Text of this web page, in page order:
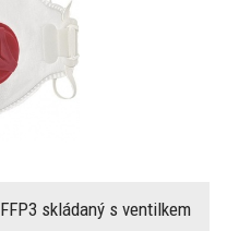
skládaný s ventilkem